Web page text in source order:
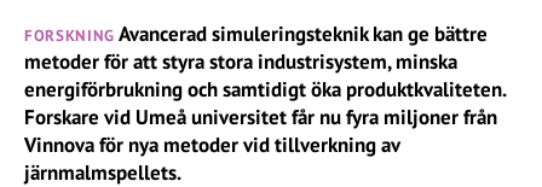
FORSKNING Avancerad simuleringsteknik kan ge bättre
metoder för att styra stora industrisystem, minska
energiförbrukning och samtidigt öka produktkvaliteten.
Forskare vid Umeå universitet får nu fyra miljoner från
Vinnova för nya metoder vid tillverkning av
järnmalmspellets.